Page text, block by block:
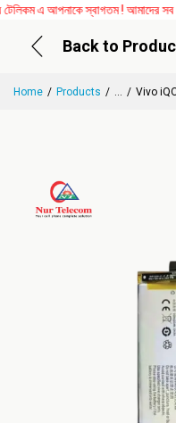
এ আপনাকে স্বাগতম ! আমাদের সব
Back to
Home Products ... Vivo